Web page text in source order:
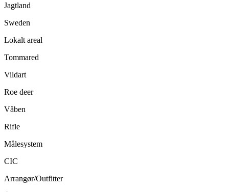
Jagtland
Sweden
Lokalt areal
Tommared
Vildart
Roe deer
Våben
Rifle
Målesystem
CIC
Arrangør/Outfitter